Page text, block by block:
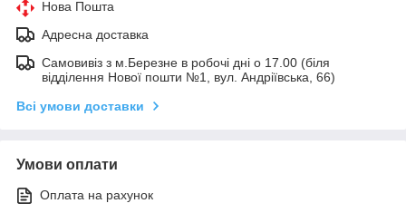
Нова Пошта
Адресна доставка
Самовивіз з м.Березне в робочі дні о 17.00 (біля
відділення Нової пошти №1, вул. Андріївська, 66)
Всі умови доставки
Умови оплати
Оплата на рахунок